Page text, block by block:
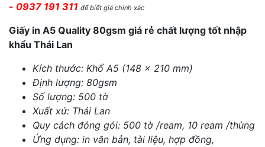
- 0937 191 311 để biết giá chính xác
Giấy in A5 Quality 80gsm giá rẻ chất lượng tốt nhập
khẩu Thái Lan
Kích thước: Khổ A5 (148 x 210 mm)
Định lượng: 80gsm
Số lượng: 500 tờ
Xuất xứ: Thái Lan
Quy cách đóng gói: 500 tờ /ream, 10 ream /thùng
Ứng dụng: in văn bản, tài liệu, hợp đồng,